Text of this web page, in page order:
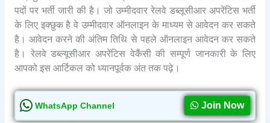
पदों पर भर्ती जारी की है। जो उम्मीदवार रेलवे डब्लूसीआर अपरेंटिस भर्ती
के लिए इक्छुक है वे उम्मीदवार ऑनलाइन के माध्यम से आवेदन कर सकते
है। आवेदन करने की अंतिम तिथि से पहले ऑनलाइन आवेदन कर सकते
है। रेलवे डब्ल्यूसीआर अपरेंटिस वेकैंसी की सम्पूर्ण जानकारी के लिए
आपको इस आर्टिकल को ध्यानपूर्वक अंत तक पढ़े।
WhatsApp Channel Join Now